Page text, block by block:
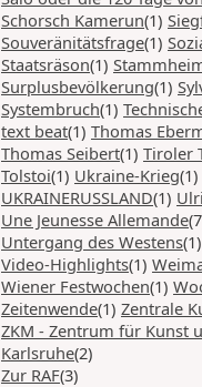
Schorsch Kamerun(1)
Souveränitätsfrage(1)
Staatsräson(1)
Surplusbevölkerung(1)
Systembruch(1)
text beat(1) Thomas
Thomas Seibert(1) Tiroler
Tolstoi(1) Ukraine-Krieg(1)
UKRAINERUSSLAND(1)
Une Jeunesse Allemande
Untergang des Westens(1)
Video-Highlights(1)
Wiener Festwochen(1)
Zeitenwende(1) Zentrale
ZKM - Zentrum für Kunst
Karlsruhe(2)
Zur RAF(3)